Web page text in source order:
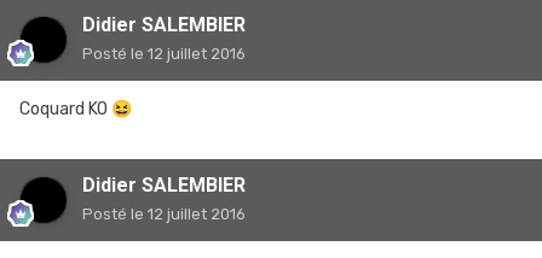
Didier SALEMBIER
Posté le 12 juillet 2016
Coquard KO 😆
Didier SALEMBIER
Posté le 12 juillet 2016